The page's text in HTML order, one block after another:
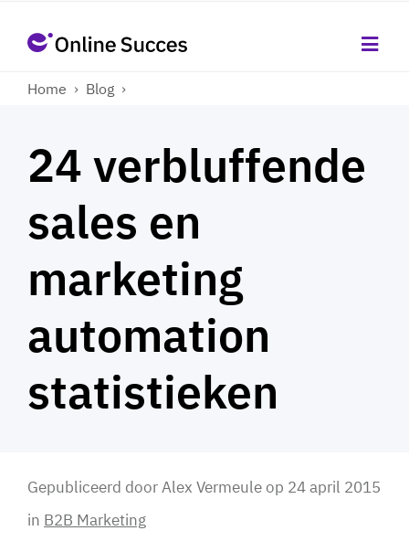
Home › Blog ›
24 verbluffende
sales en
marketing
automation
statistieken
Gepubliceerd doorAlex Vermeuleop 24 april 2015
in B2B Marketing